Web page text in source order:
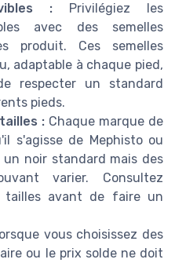
: Privilégiez les
avec des semelles
produit. Ces semelles
adaptable à chaque pied,
respecter un standard
pieds.
: Chaque marque de
s'agisse de Mephisto ou
noir standard mais des
varier. Consultez
tailles avant de faire un
vous choisissez des
ou le prix solde ne doit